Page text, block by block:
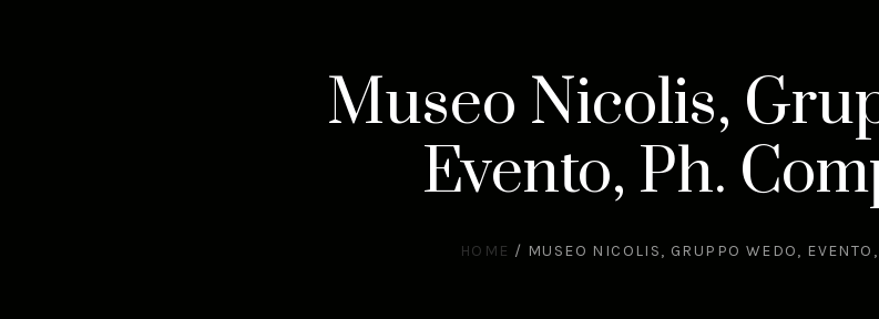
Museo Nicolis,
Evento, Ph.
HOME / MUSEO NICOLIS, GRUPPO WEDO,